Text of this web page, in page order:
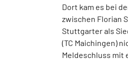
Dort kam es bei
zwischen Florian
Stuttgarter als
(TC Maichingen)
Meldeschluss mit